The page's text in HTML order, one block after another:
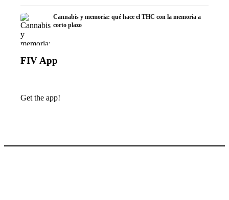
Cannabis y memoria: qué hace el THC con la memoria a
corto plazo
FIV App
Get the app!